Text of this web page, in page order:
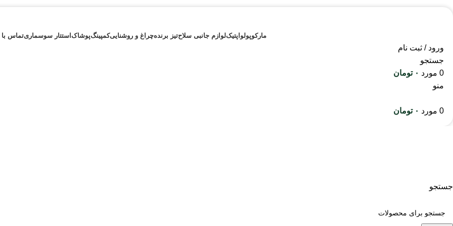
مارکوپولو اپتیکلوازم جانبی سلاحتیز برندهچراغ و روشناییکمپینگپوشاکاستتار سوسماریتماس با
ورود / ثبت نام
جستجو
0 مورد ۰ تومان
منو
0 مورد ۰ تومان
جستجو